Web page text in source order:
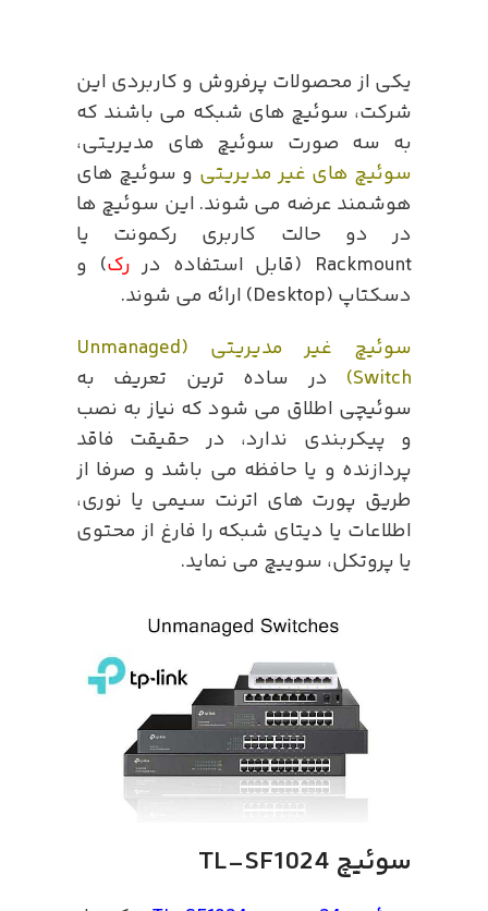
یکی از محصولات پرفروش و کاربردی این
شرکت، سوئیچ های شبکه می باشند که
به سه صورت سوئیچ های مدیریتی،
سوئیچ های غیر مدیریتی و سوئیچ های
هوشمند عرضه می شوند. این سوئیچ ها
در دو حالت کاربری رکمونت یا
Rackmount (قابل استفاده در
رک) و
دسکتاپ (Desktop) ارائه می شوند.
سوئیچ غیر مدیریتی (Unmanaged
Switch)
در ساده ترین تعریف به
سوئیچی اطلاق می شود که نیاز به نصب
و پیکربندی ندارد، در حقیقت فاقد
پردازنده و یا حافظه می باشد و صرفا از
طریق پورت های اترنت سیمی یا نوری،
اطلاعات یا دیتای شبکه را فارغ از محتوی
یا پروتکل، سوییچ می نماید.
سوئیچ TL-SF1024